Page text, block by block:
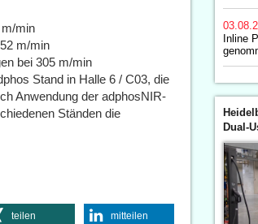
m/min
m/min
bei 305 m/min
Stand in Halle 6 / C03, die
Anwendung der adphosNIR-
Ständen die
teilen mitteilen
Inline
Dual-